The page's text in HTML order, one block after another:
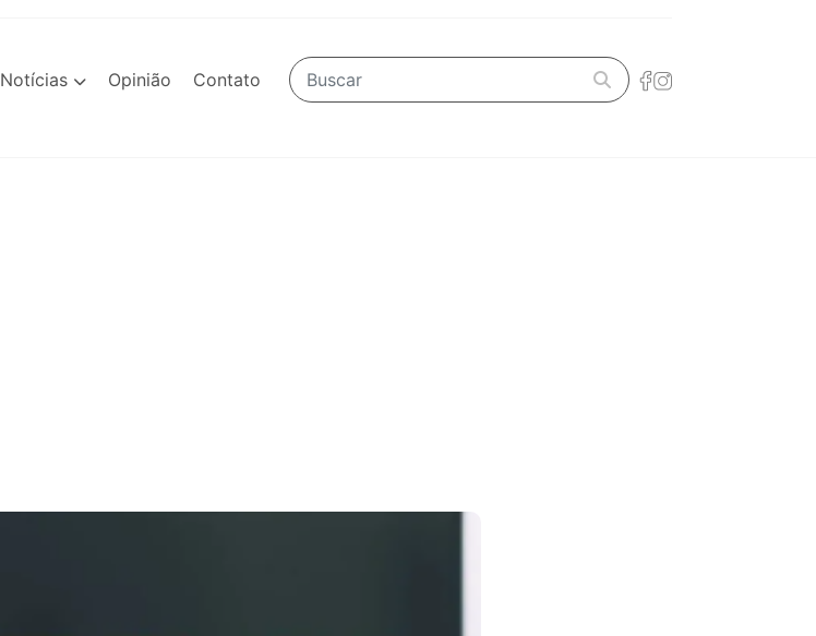
Notícias Opinião Contato